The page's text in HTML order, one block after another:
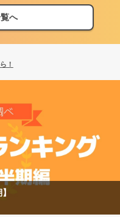
へ
！
発表！
！
きた！